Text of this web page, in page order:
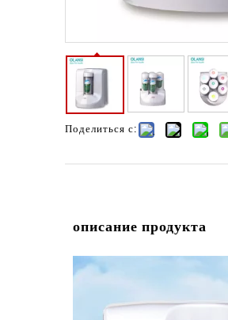
Поделиться с:
описание продукта